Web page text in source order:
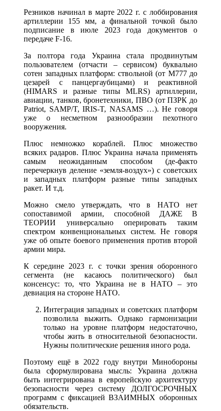
Резников начинал в марте 2022 г. с лоббирования
артиллерии 155 мм, а финальной точкой было
подписание в июле 2023 года документов о
передаче F-16.
За полтора года Украина стала продвинутым
пользователем (отчасти – сервисом) буквально
сотен западных платформ: ствольной (от М777 до
цезарей с панцергаубицами) и реактивной
(HIMARS и разные типы MLRS) артиллерии,
авиации, танков, бронетехники, ПВО (от ПЗРК до
Patriot, SAMP/T, IRIS-T, NASAMS …). Не говоря
уже о несметном разнообразии пехотного
вооружения.
Плюс немножко кораблей. Плюс множество
всяких радаров. Плюс Украина начала применять
самым неожиданным способом (де-факто
перечеркнув деление «земля-воздух») с советских
и западных платформ разные типы западных
ракет. И т.д.
Можно смело утверждать, что в НАТО нет
сопоставимой армии, способной ДАЖЕ В
ТЕОРИИ универсально оперировать таким
спектром конвенциональных систем. Не говоря
уже об опыте боевого применения против второй
армии мира.
К середине 2023 г. с точки зрения оборонного
сегмента (не касаюсь политического) был
консенсус: то, что Украина не в НАТО – это
девиация на стороне НАТО.
Интеграция западных и советских платформ
позволила выжить. Однако гармонизации
только на уровне платформ недостаточно,
чтобы жить в относительной безопасности.
Нужны политические решения иного рода.
Поэтому ещё в 2022 году внутри Минобороны
была сформулирована мысль: Украина должна
быть интегрирована в европейскую архитектуру
безопасности через систему ДОЛГОСРОЧНЫХ
программ с фиксацией ВЗАИМНЫХ оборонных
обязательств.